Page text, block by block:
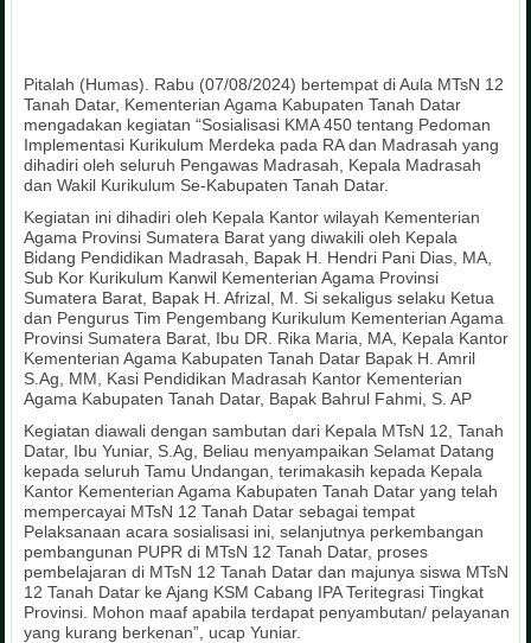
Pitalah (Humas). Rabu (07/08/2024) bertempat di Aula MTsN 12
Tanah Datar, Kementerian Agama Kabupaten Tanah Datar
mengadakan kegiatan “Sosialisasi KMA 450 tentang Pedoman
Implementasi Kurikulum Merdeka pada RA dan Madrasah yang
dihadiri oleh seluruh Pengawas Madrasah, Kepala Madrasah
dan Wakil Kurikulum Se-Kabupaten Tanah Datar.
Kegiatan ini dihadiri oleh Kepala Kantor wilayah Kementerian
Agama Provinsi Sumatera Barat yang diwakili oleh Kepala
Bidang Pendidikan Madrasah, Bapak H. Hendri Pani Dias, MA,
Sub Kor Kurikulum Kanwil Kementerian Agama Provinsi
Sumatera Barat, Bapak H. Afrizal, M. Si sekaligus selaku Ketua
dan Pengurus Tim Pengembang Kurikulum Kementerian Agama
Provinsi Sumatera Barat, Ibu DR. Rika Maria, MA, Kepala Kantor
Kementerian Agama Kabupaten Tanah Datar Bapak H. Amril
S.Ag, MM, Kasi Pendidikan Madrasah Kantor Kementerian
Agama Kabupaten Tanah Datar, Bapak Bahrul Fahmi, S. AP
Kegiatan diawali dengan sambutan dari Kepala MTsN 12, Tanah
Datar, Ibu Yuniar, S.Ag, Beliau menyampaikan Selamat Datang
kepada seluruh Tamu Undangan, terimakasih kepada Kepala
Kantor Kementerian Agama Kabupaten Tanah Datar yang telah
mempercayai MTsN 12 Tanah Datar sebagai tempat
Pelaksanaan acara sosialisasi ini, selanjutnya perkembangan
pembangunan PUPR di MTsN 12 Tanah Datar, proses
pembelajaran di MTsN 12 Tanah Datar dan majunya siswa MTsN
12 Tanah Datar ke Ajang KSM Cabang IPA Teritegrasi Tingkat
Provinsi. Mohon maaf apabila terdapat penyambutan/ pelayanan
yang kurang berkenan”, ucap Yuniar.